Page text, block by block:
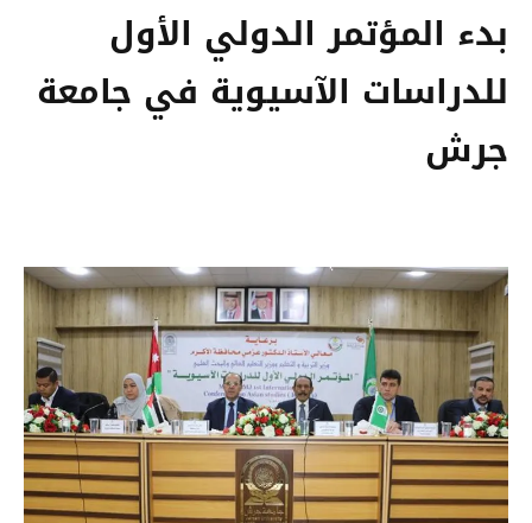
بدء المؤتمر الدولي الأول
للدراسات الآسيوية في جامعة
جرش